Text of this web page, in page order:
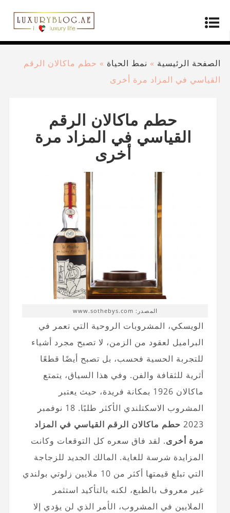
الصفحة الرئيسية » نمط الحياة » حطم ماكالان الرقم
القياسي في المزاد مرة أخرى
حطم ماكالان الرقم
القياسي في المزاد مرة
أخرى
المصدر: www.sothebys.com
الويسكي، المشروبات الروحية التي تعمر في
البراميل لعقود من الزمن، لا تصبح مجرد أشياء
للتجربة الحسية فحسب، بل تصبح أيضًا قطعًا
أثرية للثقافة والفن. وفي هذا السياق، يتمتع
ماكالان 1926 بمكانة فريدة، حيث يعتبر
المشروب الاسكتلندي الأكثر طلبًا. 18 نوفمبر
2023 حطم ماكالان الرقم القياسي في المزاد
مرة أخرى. لقد فاق سعره كل التوقعات وكانت
المزايدة شرسة للغاية. المالك الجديد للزجاجة
التي تبلغ قيمتها أكثر من 10 ملايين زلوتي بولندي
غير معروف بالطبع، لكنه بالتأكيد استثمر
الملايين في المشروب، الأمر الذي لن يؤدي إلا